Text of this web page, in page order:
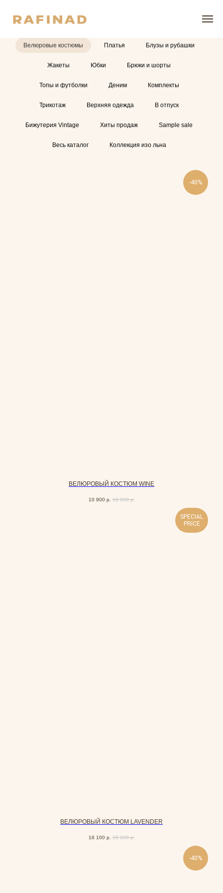
Велюровые костюмы Платья Блузы и рубашки
Жакеты Юбки Брюки и шорты
Топы и футболки Деним Комплекты
Трикотаж Верхняя одежда В отпуск
Бижутерия Vintage Хиты продаж Sample sale
Весь каталог Коллекция изо льна
-40%
ВЕЛЮРОВЫЙ КОСТЮМ WINE
10 900 р. 18 200 р.
SPECIAL
PRICE
ВЕЛЮРОВЫЙ КОСТЮМ LAVENDER
16 100 р. 18 200 р.
-40%